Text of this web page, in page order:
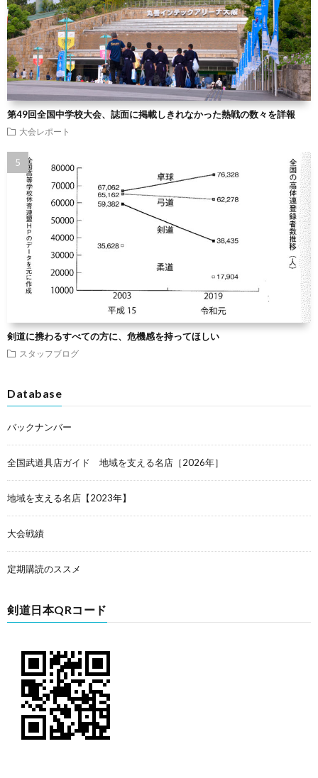
第49回全国中学校大会、誌面に掲載しきれなかった熱戦の数々を詳報
大会レポート
剣道に携わるすべての方に、危機感を持ってほしい
スタッフブログ
Database
バックナンバー
全国武道具店ガイド 地域を支える名店［2026年］
地域を支える名店【2023年】
大会戦績
定期購読のススメ
剣道日本QRコード